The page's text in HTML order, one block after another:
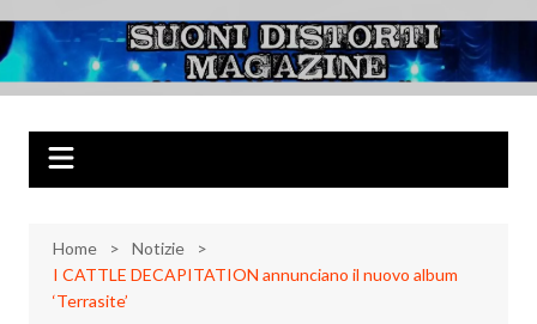
al
contenuto
Suoni Distorti
Magazine
Musica Rock, Metal, Punk e varie sonorità alternative
Home
Notizie
I CATTLE DECAPITATION annunciano il nuovo album
‘Terrasite’